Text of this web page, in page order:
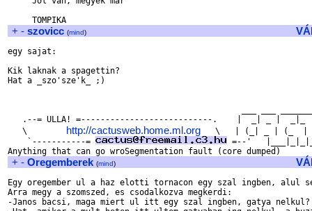
+ - szovicc (mind)
egy sajat:
Kik laknak a spagettin?
Hat a _szo'sze'k_ ;)
.--= ULLA! =---------------------------.    |  _| _ |  _|_
   \
http://cactusweb.home.ml.org
\   | (_| _ | (_  |
    `-----------=
=--'
+ - Oregemberek (mind)
Egy oregember ul a haz elotti tornacon egy szal ingben, alul
Arra megy a szomszed, es csodalkozva megkerdi:
-Janos bacsi, maga miert ul itt egy szal ingben, gatya nelkul?